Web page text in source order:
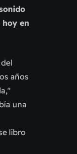
hoy en
años
una
libro